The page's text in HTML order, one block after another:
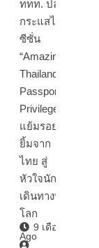
ททท. ปลุก
กระแสไฮ
ซีซั่น
“Amazing
Thailand
Passport
Privileges”
แย้มรอย
ยิ้มจาก
ไทย สู่
หัวใจนัก
เดินทางทั่ว
โลก
9 เดือน
Ago